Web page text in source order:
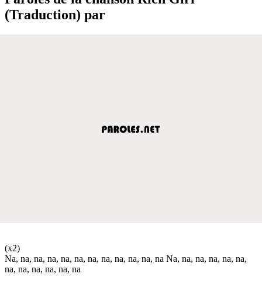
(Traduction) par
(x2)
Na, na, na, na, na, na, na, na, na, na, na, na Na, na, na, na, na, na,
na, na, na, na, na, na